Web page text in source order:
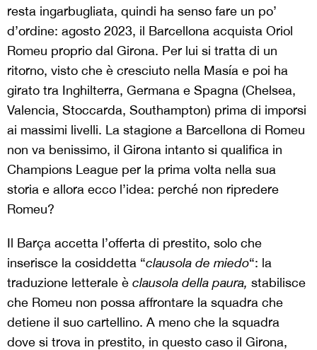
resta ingarbugliata, quindi ha senso fare un po’
d’ordine: agosto 2023, il Barcellona acquista Oriol
Romeu proprio dal Girona. Per lui si tratta di un
ritorno, visto che è cresciuto nella Masía e poi ha
girato tra Inghilterra, Germana e Spagna (Chelsea,
Valencia, Stoccarda, Southampton) prima di imporsi
ai massimi livelli. La stagione a Barcellona di Romeu
non va benissimo, il Girona intanto si qualifica in
Champions League per la prima volta nella sua
storia e allora ecco l’idea: perché non ripredere
Romeu?
Il Barça accetta l’offerta di prestito, solo che
inserisce la cosiddetta “clausola de miedo“: la
traduzione letterale è clausola della paura, stabilisce
che Romeu non possa affrontare la squadra che
detiene il suo cartellino. A meno che la squadra
dove si trova in prestito, in questo caso il Girona,